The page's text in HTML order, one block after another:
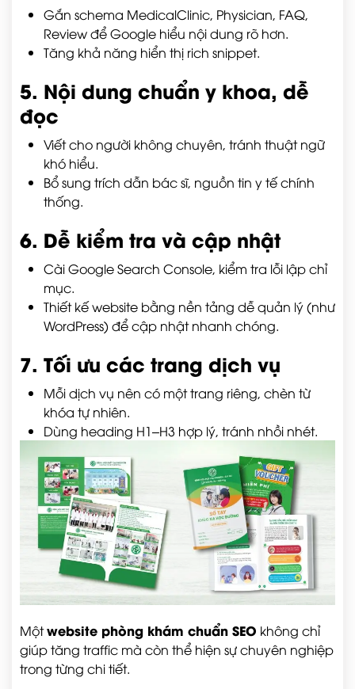
Gắn schema MedicalClinic, Physician, FAQ,
Reviewđể Google hiểu nội dung rõ hơn.
Tăng khả năng hiển thị rich snippet.
5. Nội dung chuẩn y khoa, dễ
đọc
Viết cho người không chuyên, tránh thuật ngữ
khó hiểu.
Bổ sung trích dẫn bác sĩ, nguồn tin y tế chính
thống.
6. Dễ kiểm tra và cập nhật
Cài Google Search Console, kiểm tra lỗi lập chỉ
mục.
Thiết kế website bằng nền tảng dễ quản lý (như
WordPress) để cập nhật nhanh chóng.
7. Tối ưu các trang dịch vụ
Mỗi dịch vụ nên có một trang riêng, chèn từ
khóa tự nhiên.
Dùng heading H1–H3 hợp lý, tránh nhồi nhét.
Mộtwebsite phòng khám chuẩn SEO không chỉ
giúp tăng traffic mà còn thể hiện sự chuyên nghiệp
trong từng chi tiết.